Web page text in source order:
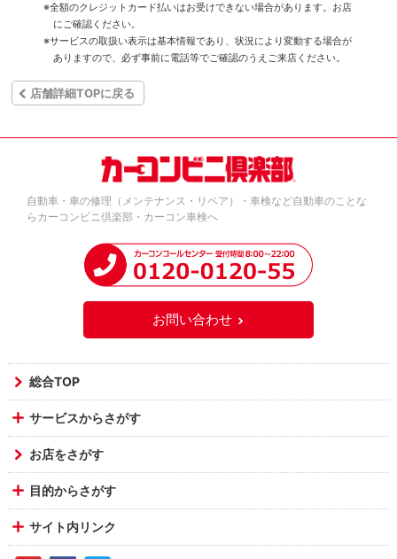
※全額のクレジットカード払いはお受けできない場合があります。お店
にご確認ください。
※サービスの取扱い表示は基本情報であり、状況により変動する場合が
ありますので、必ず事前に電話等でご確認のうえご来店ください。
店舗詳細TOPに戻る
自動車・車の修理（メンテナンス・リペア）・車検など自動車のことな
らカーコンビニ倶楽部・カーコン車検へ
お問い合わせ
総合TOP
サービスからさがす
お店をさがす
目的からさがす
サイト内リンク